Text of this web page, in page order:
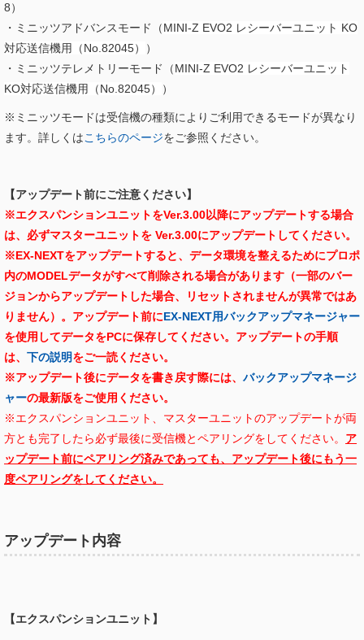
8）
・ミニッツアドバンスモード（MINI-Z EVO2 レシーバーユニット KO
対応送信機用（No.82045）
）
・ミニッツテレメトリーモード（MINI-Z EVO2 レシーバーユニット
KO対応送信機用（No.82045）
）
※ミニッツモードは受信機の種類によりご利用できるモードが異なり
ます。詳しくはこちらのページをご参照ください。
【アップデート前にご注意ください】
※エクスパンションユニットをVer.3.00以降にアップデートする場合
は、必ずマスターユニットを Ver.3.00にアップデートしてください。
※EX-NEXTをアップデートすると、データ環境を整えるためにプロポ
内のMODELデータがすべて削除される場合があります（一部のバー
ジョンからアップデートした場合、リセットされませんが異常ではあ
りません）。アップデート前にEX-NEXT用バックアップマネージャー
を使用してデータをPCに保存してください。 アップデートの手順
は、 下の説明をご一読ください。
※アップデート後にデータを書き戻す際には、 バックアップマネージ
ャーの最新版をご使用ください。
※エクスパンションユニット、マスターユニットのアップデートが両
方とも完了したら必ず最後に受信機とペアリングをしてください。 ア
ップデート前にペアリング済みであっても、アップデート後にもう一
度ペアリングをしてください。
アップデート内容
【エクスパンションユニット】